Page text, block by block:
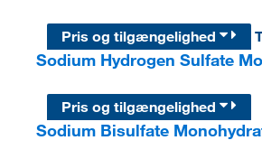
Pris og tilgængelighed
Sodium Hydrogen Sulfate
Pris og tilgængelighed
Sodium Bisulfate